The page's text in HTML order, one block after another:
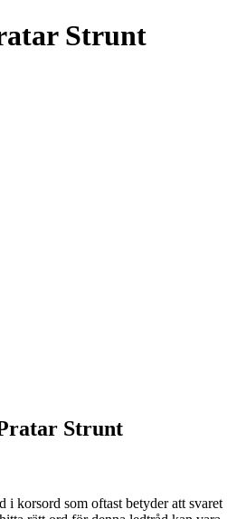
Strunt
Strunt
i korsord som oftast betyder att svaret